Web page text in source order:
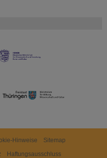
Hinweise
Sitemap
Haftungsausschluss